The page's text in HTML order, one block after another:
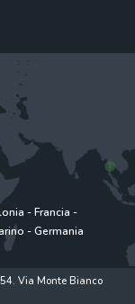
-Francia -
-Germania
Via Monte Bianco